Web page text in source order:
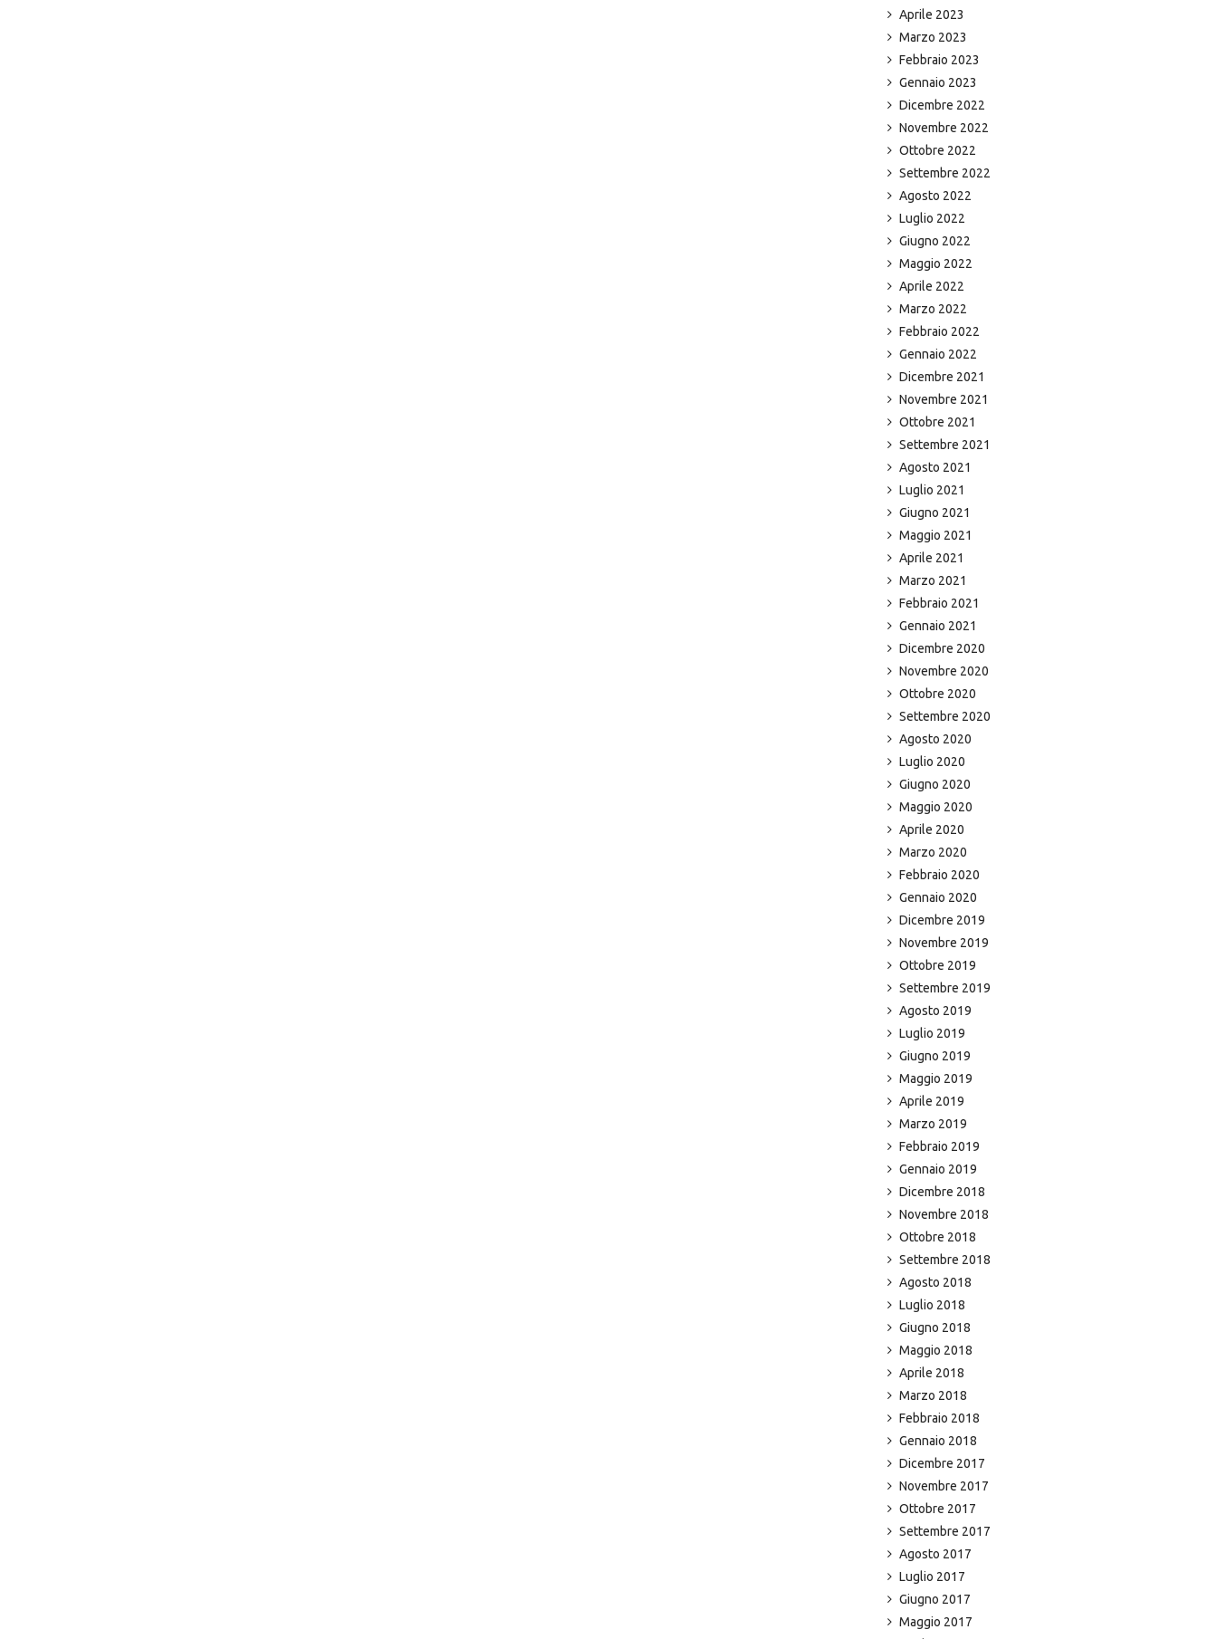
Aprile 2023
Marzo 2023
Febbraio 2023
Gennaio 2023
Dicembre 2022
Novembre 2022
Ottobre 2022
Settembre 2022
Agosto 2022
Luglio 2022
Giugno 2022
Maggio 2022
Aprile 2022
Marzo 2022
Febbraio 2022
Gennaio 2022
Dicembre 2021
Novembre 2021
Ottobre 2021
Settembre 2021
Agosto 2021
Luglio 2021
Giugno 2021
Maggio 2021
Aprile 2021
Marzo 2021
Febbraio 2021
Gennaio 2021
Dicembre 2020
Novembre 2020
Ottobre 2020
Settembre 2020
Agosto 2020
Luglio 2020
Giugno 2020
Maggio 2020
Aprile 2020
Marzo 2020
Febbraio 2020
Gennaio 2020
Dicembre 2019
Novembre 2019
Ottobre 2019
Settembre 2019
Agosto 2019
Luglio 2019
Giugno 2019
Maggio 2019
Aprile 2019
Marzo 2019
Febbraio 2019
Gennaio 2019
Dicembre 2018
Novembre 2018
Ottobre 2018
Settembre 2018
Agosto 2018
Luglio 2018
Giugno 2018
Maggio 2018
Aprile 2018
Marzo 2018
Febbraio 2018
Gennaio 2018
Dicembre 2017
Novembre 2017
Ottobre 2017
Settembre 2017
Agosto 2017
Luglio 2017
Giugno 2017
Maggio 2017